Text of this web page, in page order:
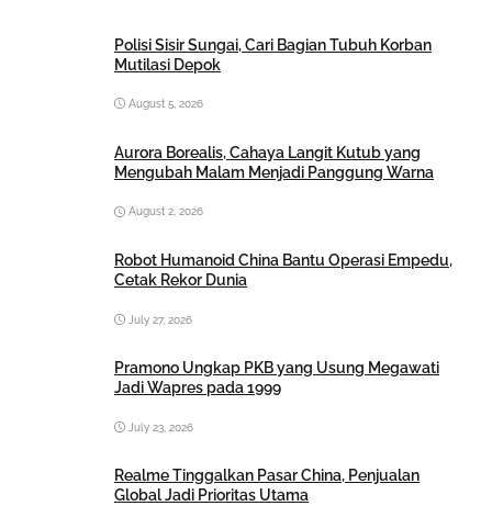
Polisi Sisir Sungai, Cari Bagian Tubuh Korban
Mutilasi Depok
August 5, 2026
Aurora Borealis, Cahaya Langit Kutub yang
Mengubah Malam Menjadi Panggung Warna
August 2, 2026
Robot Humanoid China Bantu Operasi Empedu,
Cetak Rekor Dunia
July 27, 2026
Pramono Ungkap PKB yang Usung Megawati
Jadi Wapres pada 1999
July 23, 2026
Realme Tinggalkan Pasar China, Penjualan
Global Jadi Prioritas Utama